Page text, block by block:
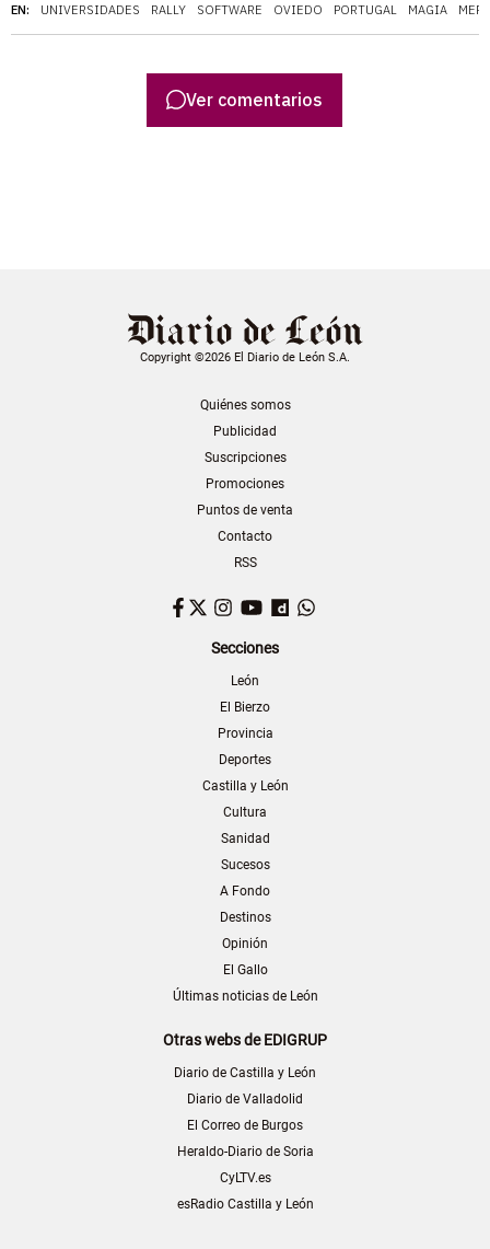
EN: UNIVERSIDADES RALLY SOFTWARE OVIEDO PORTUGAL MAGIA
Ver comentarios
Copyright ©2026 El Diario de León S.A.
Quiénes somos
Publicidad
Suscripciones
Promociones
Puntos de venta
Contacto
RSS
Facebook
TwitterInstagram
YouTubeDailymotion
Secciones
León
El Bierzo
Provincia
Deportes
Castilla y León
Cultura
Sanidad
Sucesos
A Fondo
Destinos
Opinión
El Gallo
Últimas noticias de León
Otras webs de EDIGRUP
Diario de Castilla y León
Diario de Valladolid
El Correo de Burgos
Heraldo-Diario de Soria
CyLTV.es
esRadio Castilla y León